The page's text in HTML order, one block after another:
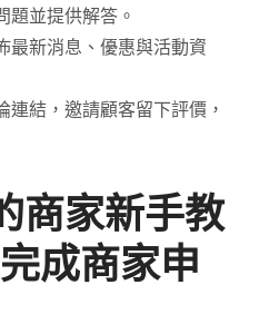
題並提供解答。
最新消息、優惠與活動資
連結，邀請顧客留下評價，
商家新手教
成商家申